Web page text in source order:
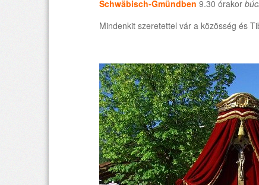
Schwäbisch-Gmündben 9.30 órakor
Mindenkit szeretettel vár a közösség és